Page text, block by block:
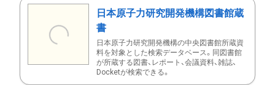
日本原子力研究開発機構図書館蔵
書
日本原子力研究開発機構の中央図書館所蔵資
料を対象とした検索データベース。同図書館
が所蔵する図書、レポート、会議資料、雑誌、
Docketが検索できる。